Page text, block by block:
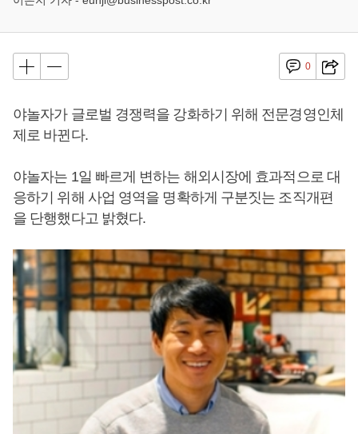
0
야놀자가 글로벌 경쟁력을 강화하기 위해 전문경영인체
제로 바뀐다.
야놀자는 1일 빠르게 변하는 해외시장에 효과적으로 대
응하기 위해 사업 영역을 명확하게 구분짓는 조직개편
을 단행했다고 밝혔다.